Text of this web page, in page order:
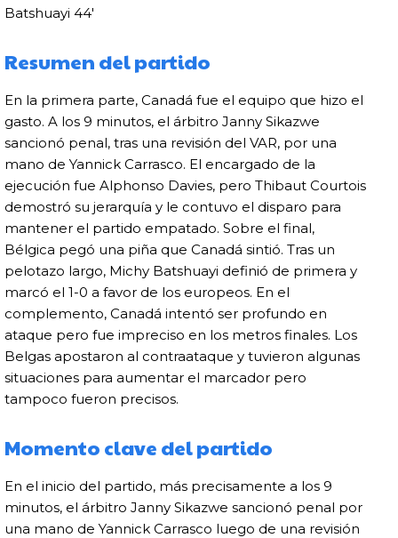
Batshuayi 44′
Resumen del partido
En la primera parte, Canadá fue el equipo que hizo el
gasto. A los 9 minutos, el árbitro Janny Sikazwe
sancionó penal, tras una revisión del VAR, por una
mano de Yannick Carrasco. El encargado de la
ejecución fue Alphonso Davies, pero Thibaut Courtois
demostró su jerarquía y le contuvo el disparo para
mantener el partido empatado. Sobre el final,
Bélgica pegó una piña que Canadá sintió. Tras un
pelotazo largo, Michy Batshuayi definió de primera y
marcó el 1-0 a favor de los europeos. En el
complemento, Canadá intentó ser profundo en
ataque pero fue impreciso en los metros finales. Los
Belgas apostaron al contraataque y tuvieron algunas
situaciones para aumentar el marcador pero
tampoco fueron precisos.
Momento clave del partido
En el inicio del partido, más precisamente a los 9
minutos, el árbitro Janny Sikazwe sancionó penal por
una mano de Yannick Carrasco luego de una revisión